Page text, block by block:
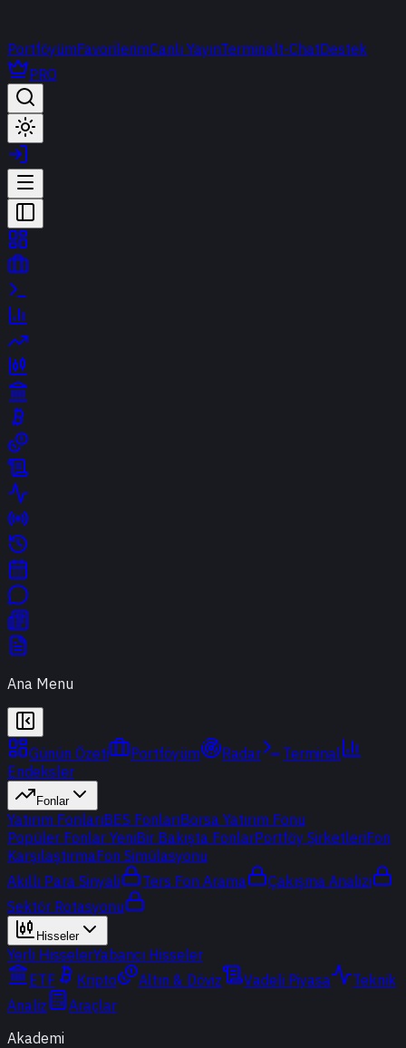
PortföyümFavorilerimCanlı YayınTerminalt-ChatDestek
PRO
Ana Menu
Günün Özeti Portföyüm Radar
Terminal
Endeksler
Fonlar
Yatırım FonlarıBES FonlarıBorsa Yatırım Fonu
Popüler Fonlar YeniBir Bakışta FonlarPortföy ŞirketleriFon
KarşılaştırmaFon Simülasyonu
Akıllı Para Sinyali
Ters Fon Arama
Çakışma Analizi
Sektör Rotasyonu
Hisseler
Yerli HisselerYabancı Hisseler
ETF
Kripto Altın & Döviz Vadeli Piyasa
Teknik
Analiz
Araçlar
Akademi